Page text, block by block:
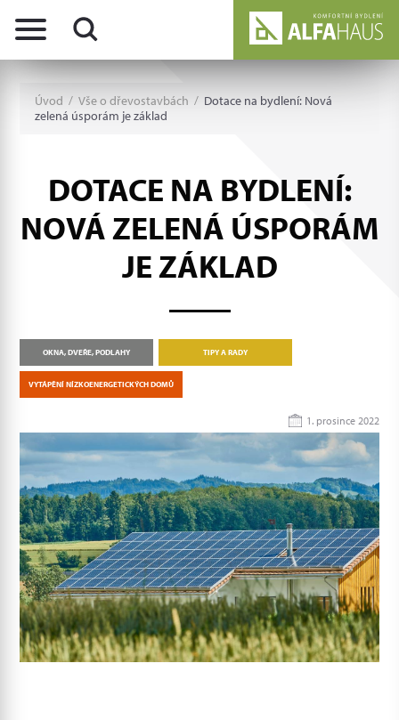
Úvod / Vše o dřevostavbách / Dotace na bydlení: Nová
zelená úsporám je základ
DOTACE NA BYDLENÍ:
NOVÁ ZELENÁ ÚSPORÁM
JE ZÁKLAD
OKNA, DVEŘE, PODLAHY TIPY A RADY
VYTÁPĚNÍ NÍZKOENERGETICKÝCH DOMŮ
1. prosince 2022